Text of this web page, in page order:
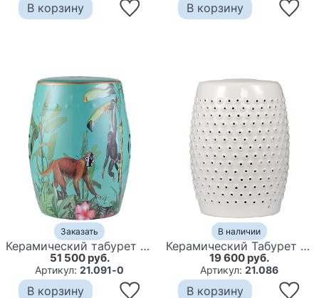
В корзину В корзину
Заказать
Керамический табурет Monkey Tropical Animal Ceramic Stool Turquoise
51 500 руб.
Артикул:21.091-0
В корзину
В наличии
Керамический Табурет Pores
19 600 руб.
Артикул:21.086
В корзину